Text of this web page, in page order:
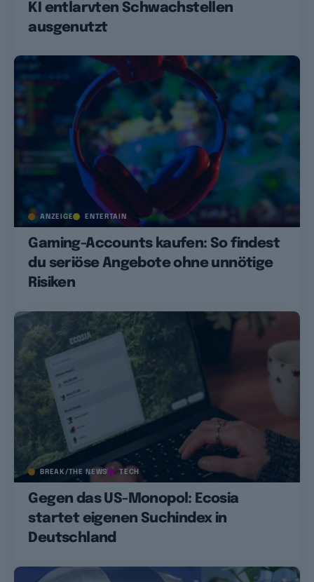
KI entlarvten Schwachstellen
ausgenutzt
ANZEIGE ENTERTAIN
Gaming-Accounts kaufen: So findest
du seriöse Angebote ohne unnötige
Risiken
BREAK/THE NEWS TECH
Gegen das US-Monopol: Ecosia
startet eigenen Suchindex in
Deutschland